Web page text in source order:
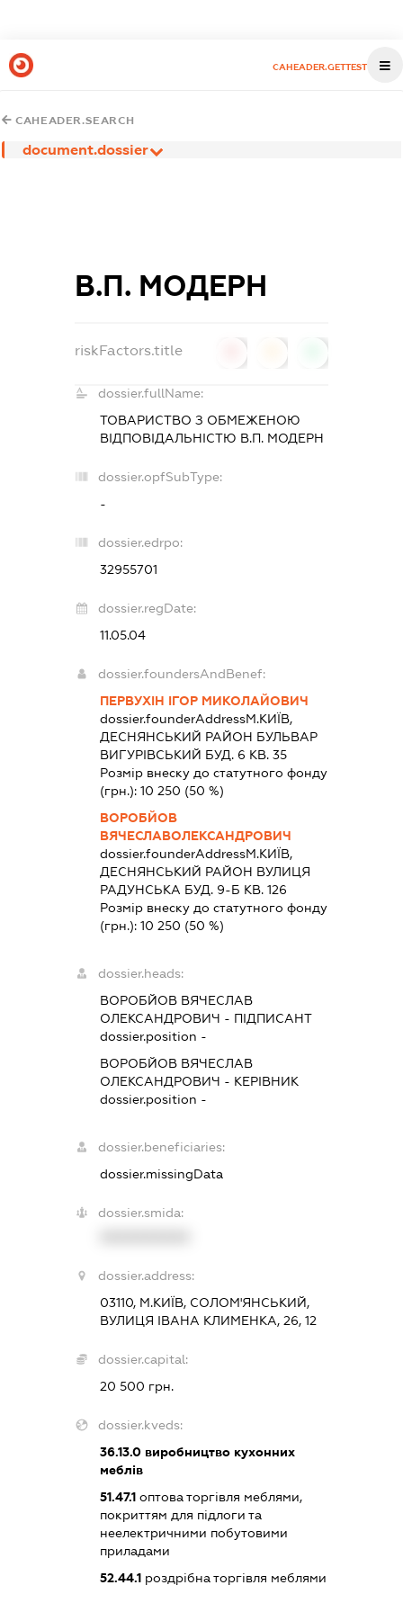
CAHEADER.GETTEST
CAHEADER.SEARCH
document.dossier
В.П. МОДЕРН
riskFactors.title
dossier.fullName:
ТОВАРИСТВО З ОБМЕЖЕНОЮ
ВІДПОВІДАЛЬНІСТЮ В.П. МОДЕРН
dossier.opfSubType:
-
dossier.edrpo:
32955701
dossier.regDate:
11.05.04
dossier.foundersAndBenef:
ПЕРВУХІН ІГОР МИКОЛАЙОВИЧ
dossier.founderAddressМ.КИЇВ,
ДЕСНЯНСЬКИЙ РАЙОН БУЛЬВАР
ВИГУРІВСЬКИЙ БУД. 6 КВ. 35
Розмір внеску до статутного фонду
(грн.): 10 250 (50 %)
ВОРОБЙОВ
ВЯЧЕСЛАВОЛЕКСАНДРОВИЧ
dossier.founderAddressМ.КИЇВ,
ДЕСНЯНСЬКИЙ РАЙОН ВУЛИЦЯ
РАДУНСЬКА БУД. 9-Б КВ. 126
Розмір внеску до статутного фонду
(грн.): 10 250 (50 %)
dossier.heads:
ВОРОБЙОВ ВЯЧЕСЛАВ
ОЛЕКСАНДРОВИЧ - ПІДПИСАНТ
dossier.position -
ВОРОБЙОВ ВЯЧЕСЛАВ
ОЛЕКСАНДРОВИЧ - КЕРІВНИК
dossier.position -
dossier.beneficiaries:
dossier.missingData
dossier.smida:
dossier.address:
03110, М.КИЇВ, СОЛОМ'ЯНСЬКИЙ,
ВУЛИЦЯ ІВАНА КЛИМЕНКА, 26, 12
dossier.capital:
20 500 грн.
dossier.kveds:
36.13.0виробництво кухонних
меблів
51.47.1оптова торгівля меблями,
покриттям для підлоги та
неелектричними побутовими
приладами
52.44.1роздрібна торгівля меблями